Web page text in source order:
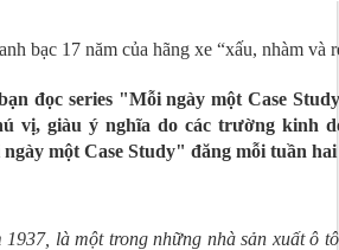
đọc series "Mỗi ngày một Case
vị, giàu ý nghĩa do các trường kinh
một Case Study" đăng mỗi tuần
1937, là một trong những nhà sản xuất ô